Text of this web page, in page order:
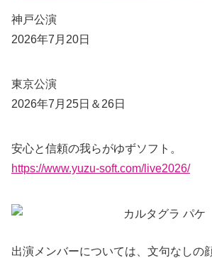
神戸公演
2026年7月20日
東京公演
2026年7月25日＆26日
安心と信頼の我らがゆずソフト。
https://www.yuzu-soft.com/live2026/
出演メンバーについては、文句なしの